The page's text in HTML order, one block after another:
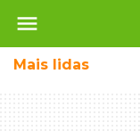
menu
Mais lidas